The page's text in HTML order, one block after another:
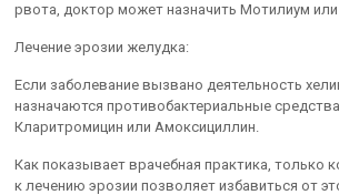
рвота, доктор может назначить Мотилиум
Лечение эрозии желудка:
Если заболевание вызвано деятельность
назначаются противобактериальные
Кларитромицин или Амоксициллин.
Как показывает врачебная практика, только
к лечению эрозии позволяет избавиться от